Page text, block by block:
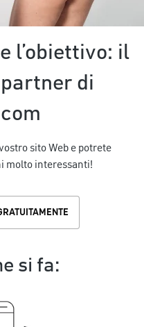
l’obiettivo: il
di
sito Web e potrete
molto interessanti!
si fa: